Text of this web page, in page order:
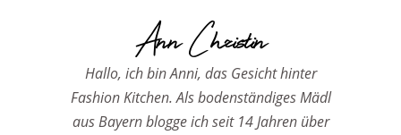
Ann Christin
Hallo, ich bin Anni, das Gesicht hinter
Fashion Kitchen. Als bodenständiges Mädl
aus Bayern blogge ich seit 14 Jahren über